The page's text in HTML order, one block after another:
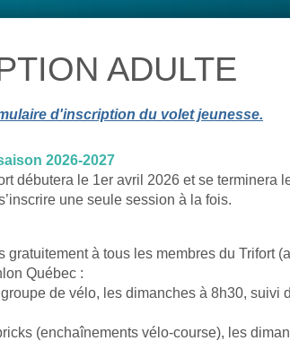
ADULTE
d'inscription du volet jeunesse.
2026-2027
débutera le 1er avril 2026 et se terminera
une seule session à la fois.
gratuitement à tous les membres du Trifort
Québec :
de vélo, les dimanches à 8h30, suivi
(enchaînements vélo-course), les